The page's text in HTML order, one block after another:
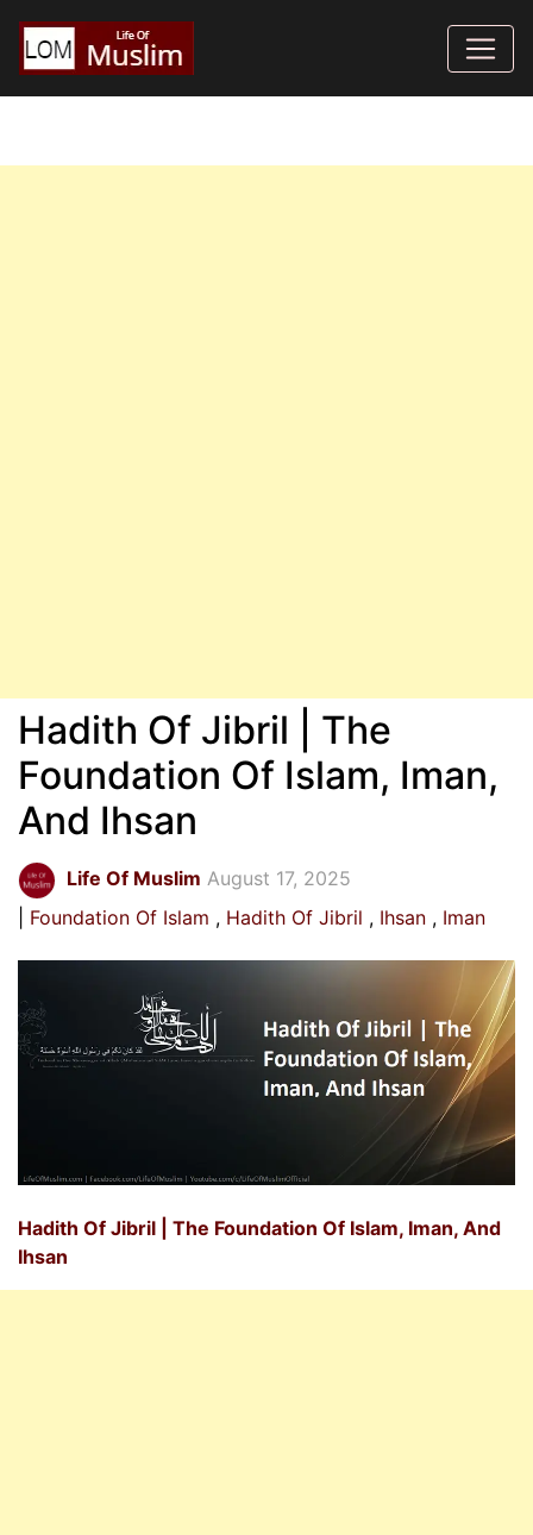
Hadith Of Jibril | The
Foundation Of Islam, Iman,
And Ihsan
Life Of Muslim August 17, 2025
Foundation Of Islam
Hadith Of Jibril Ihsan Iman
Hadith Of Jibril | The Foundation Of Islam, Iman, And
Ihsan